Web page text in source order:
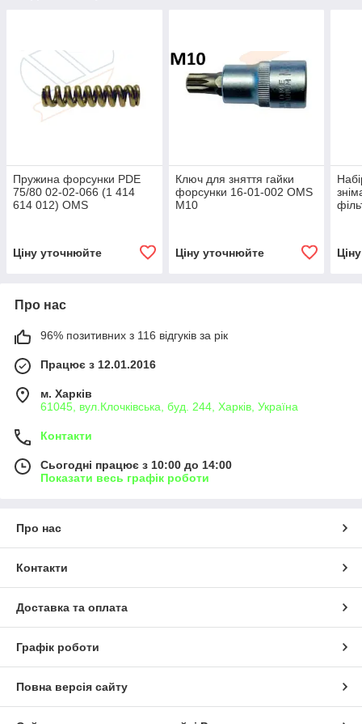
Пружина форсунки PDE
75/80 02-02-066 (1 414
614 012) OMS
Ціну уточнюйте
Ключ для зняття гайки
форсунки 16-01-002 OMS
М10
Ціну уточнюйте
Про нас
96% позитивних з 116 відгуків за рік
Працює з 12.01.2016
м. Харків
61045, вул.Клочківська, буд. 244, Харків, Україна
Контакти
Сьогодні працює з 10:00 до 14:00
Показати весь графік роботи
Про нас
Контакти
Доставка та оплата
Графік роботи
Повна версія сайту